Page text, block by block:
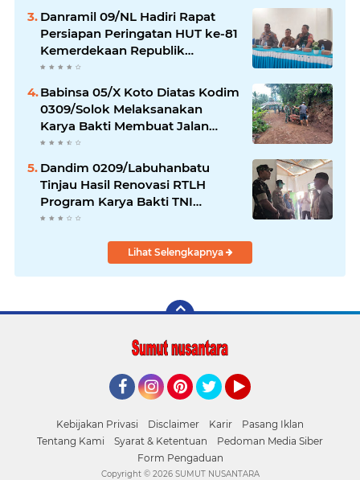
Danramil 09/NL Hadiri Rapat
Persiapan Peringatan HUT ke-81
Kemerdekaan Republik
Indonesia
Babinsa 05/X Koto Diatas Kodim
0309/Solok Melaksanakan
Karya Bakti Membuat Jalan
Usaha Tani Bersama Warga
Dandim 0209/Labuhanbatu
Tinjau Hasil Renovasi RTLH
Program Karya Bakti TNI
Semester I Tahun 2026
Lihat Selengkapnya
Kebijakan Privasi Disclaimer Karir
Pasang Iklan
Tentang Kami
Syarat & Ketentuan
Pedoman Media Siber
Form Pengaduan
Copyright © 2026 SUMUT NUSANTARA